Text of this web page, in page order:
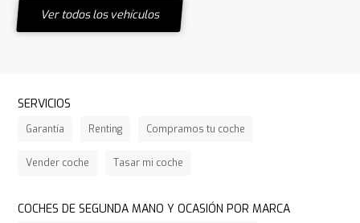
Ver todos los vehículos
SERVICIOS
Garantía Renting Compramos tu coche
Vender coche Tasar mi coche
COCHES DE SEGUNDA MANO Y OCASIÓN POR MARCA